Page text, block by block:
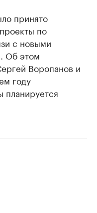
принято
по
с новыми
Об этом
Воропанов и
году